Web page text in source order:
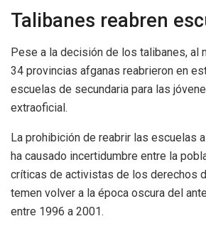
Talibanes reabren
Pese a la decisión de los talibanes, al
34 provincias afganas reabrieron en
escuelas de secundaria para las
extraoficial.
La prohibición de reabrir las escuelas
ha causado incertidumbre entre la
críticas de activistas de los derechos
temen volver a la época oscura del
entre 1996 a 2001.